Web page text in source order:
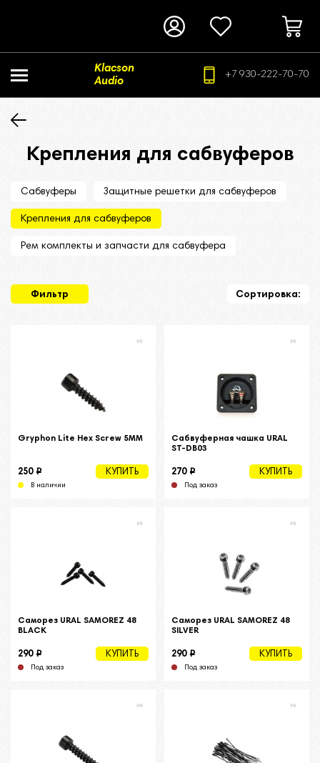
Klacson
Audio
+7 930-222-70-70
Крепления для сабвуферов
Сабвуферы Защитные решетки для сабвуферов
Крепления для сабвуферов
Рем комплекты и запчасти для сабвуфера
Фильтр Сортировка:
Gryphon Lite Hex Screw 5MM
250 i КУПИТЬ
В наличии
Сабвуферная чашка URAL
ST-DB03
270 i КУПИТЬ
Под заказ
Саморез URAL SAMOREZ 48
BLACK
290 i КУПИТЬ
Под заказ
Саморез URAL SAMOREZ 48
SILVER
290 i КУПИТЬ
Под заказ